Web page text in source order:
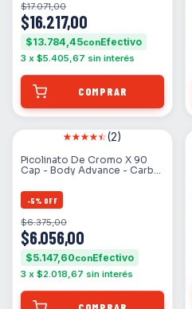
$16.217,00
$17.071,00
$13.784,45con
3 x $5.405,67 sin interés
(2)
Picolinato De Cromo X 90
Cap - Body Advance - Carbo
-5% OFF
$6.056,00
$6.375,00
$5.147,60con
3 x $2.018,67 sin interés